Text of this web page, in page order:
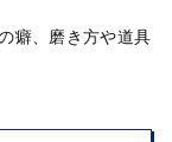
癖、磨き方や道具